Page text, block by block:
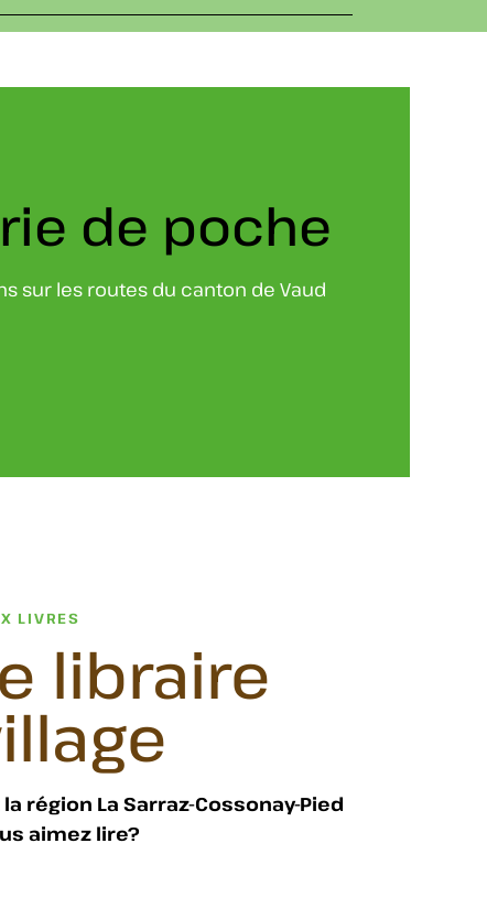
de poche
sur les routes du canton de Vaud
LIVRES
libraire
région La Sarraz-Cossonay-Pied
aimez lire?